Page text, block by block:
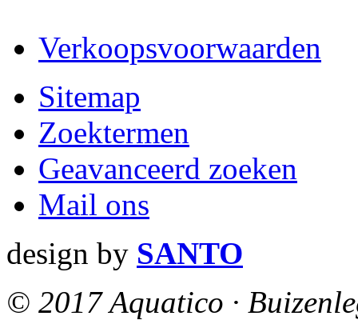
Verkoopsvoorwaarden
Sitemap
Zoektermen
Geavanceerd zoeken
Mail ons
design by SANTO
© 2017 Aquatico ·